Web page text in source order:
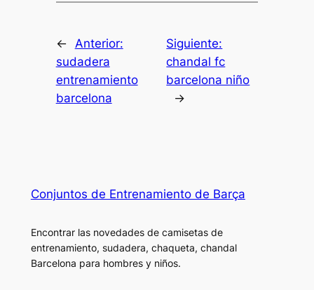
← Anterior:
sudadera
entrenamiento
barcelona
Siguiente:
chandal fc
barcelona niño
→
Conjuntos de Entrenamiento de Barça
Encontrar las novedades de camisetas de
entrenamiento, sudadera, chaqueta, chandal
Barcelona para hombres y niños.